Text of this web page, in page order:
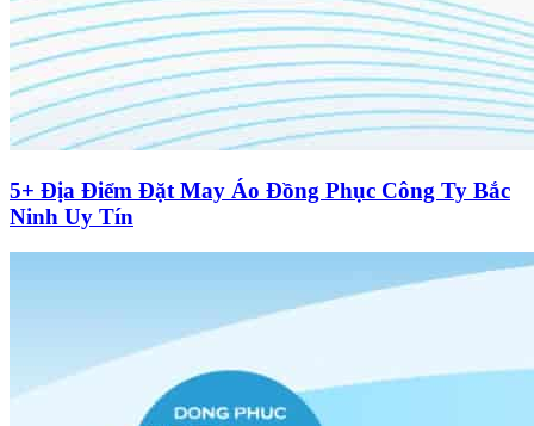
5+ Địa Điểm Đặt May Áo Đồng Phục Công Ty Bắc
Ninh Uy Tín